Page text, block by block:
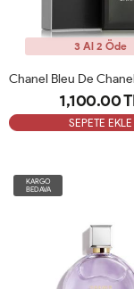
3 Al 2 Öde
1,100.00
SEPETE EKLE
KARGO
BEDAVA